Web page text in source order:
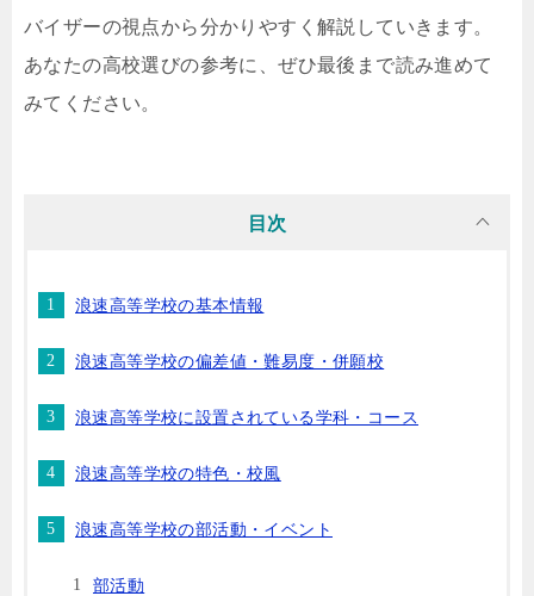
バイザーの視点から分かりやすく解説していきます。
あなたの高校選びの参考に、ぜひ最後まで読み進めて
みてください。
目次
浪速高等学校の基本情報
浪速高等学校の偏差値・難易度・併願校
浪速高等学校に設置されている学科・コース
浪速高等学校の特色・校風
浪速高等学校の部活動・イベント
部活動